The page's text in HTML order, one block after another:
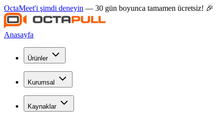
OctaMeet'i şimdi deneyin — 30 gün boyunca tamamen ücretsiz! 🎉
Anasayfa
Ürünler
Kurumsal
Kaynaklar